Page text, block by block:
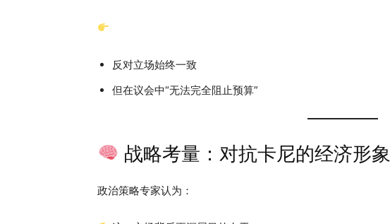
反对立场始终一致
但在议会中“无法完全阻止预算”
战略考量：对抗卡尼的经济形象
政治策略专家认为：